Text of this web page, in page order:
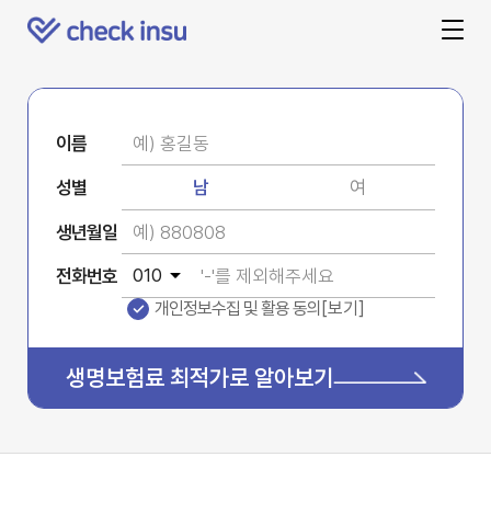
이름
성별 남 여
생년월일
전화번호
개인정보수집 및 활용 동의 [보기]
생명보험료최적가로알아보기